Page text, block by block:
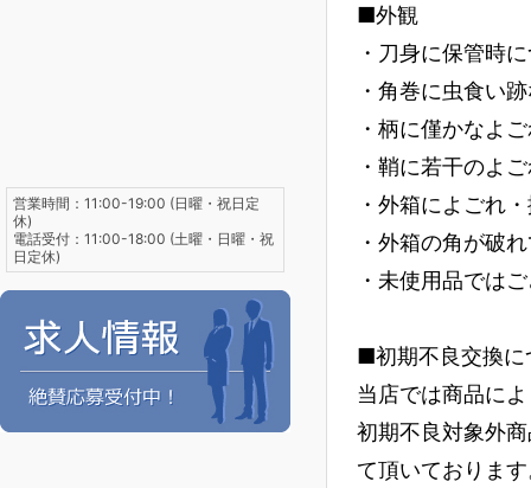
■外観
・刀身に保管時
・角巻に虫食い
・柄に僅かなよ
・鞘に若干のよ
・外箱によごれ
・外箱の角が破
・未使用品では
■初期不良交換に
当店では商品に
初期不良対象外
て頂いておりま
営業時間：11:00-19:00 (日曜・祝日定
休)
電話受付：11:00-18:00 (土曜・日曜・祝
日定休)